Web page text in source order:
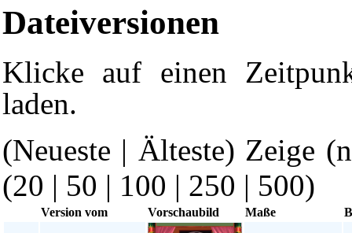
Dateiversionen
Klicke auf einen
laden.
(Neueste | Älteste) Zeige
(20 | 50 | 100 | 250 | 500)
Version vom Vorschaubild Maße